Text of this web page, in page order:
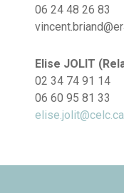
06 24 48 26 83
Elise JOLIT
02 34 74 91 14
06 60 95 81 33